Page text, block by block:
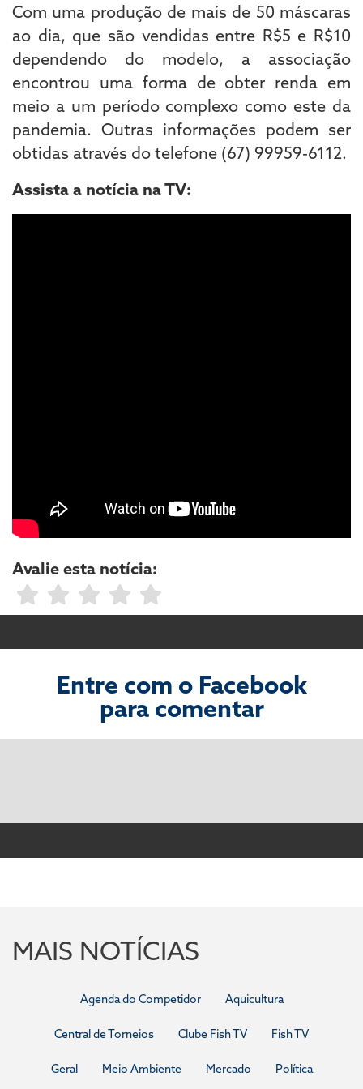
Com uma produção de mais de 50 máscaras
ao dia, que são vendidas entre R$5 e R$10
dependendo do modelo, a associação
encontrou uma forma de obter renda em
meio a um período complexo como este da
pandemia. Outras informações podem ser
obtidas através do telefone (67) 99959-6112.
Assista a notícia na TV:
Avalie esta notícia:
Entre com o Facebook
para comentar
MAIS NOTÍCIAS
Agenda do Competidor Aquicultura
Central de Torneios Clube Fish TV Fish TV
Geral Meio Ambiente Mercado Política